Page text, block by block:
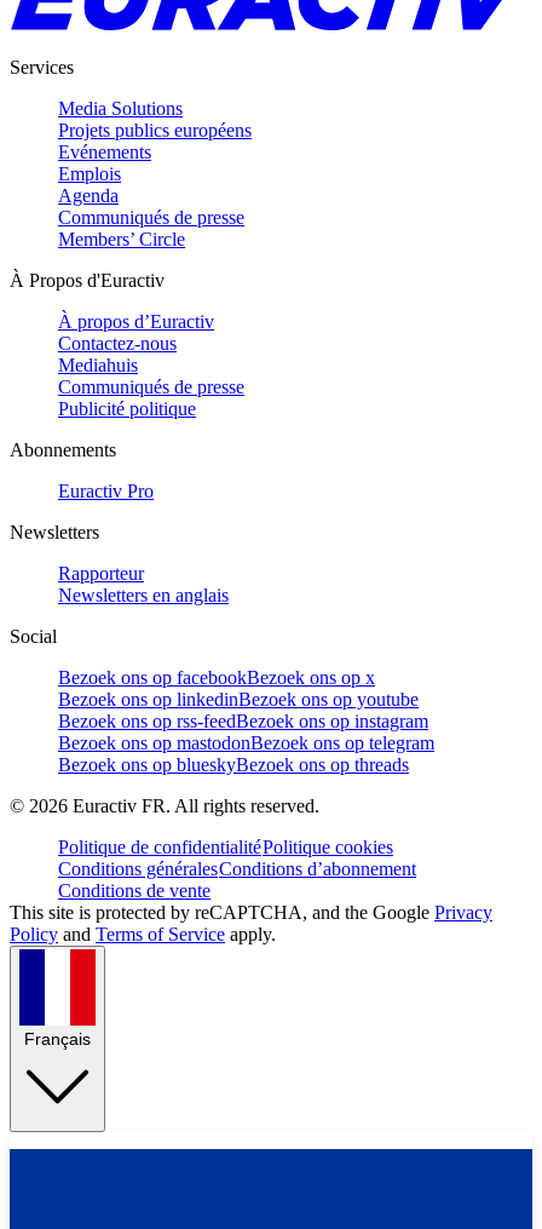
Services
Media Solutions
Projets publics européens
Evénements
Emplois
Agenda
Communiqués de presse
Members’ Circle
À Propos d'Euractiv
À propos d’Euractiv
Contactez-nous
Mediahuis
Communiqués de presse
Publicité politique
Abonnements
Euractiv Pro
Newsletters
Rapporteur
Newsletters en anglais
Social
Bezoek ons op facebookBezoek ons op x
Bezoek ons op linkedinBezoek ons op youtube
Bezoek ons op rss-feedBezoek ons op instagram
Bezoek ons op mastodonBezoek ons op telegram
Bezoek ons op blueskyBezoek ons op threads
© 2026 Euractiv FR. All rights reserved.
Politique de confidentialitéPolitique cookies
Conditions généralesConditions d’abonnement
Conditions de vente
This site is protected by reCAPTCHA, and the Google Privacy
Policy and Terms of Service apply.
Français